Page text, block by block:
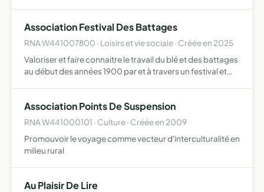
peut organiser…
Association Festival Des Battages
RNA W441007800 · Loisirs et vie sociale · Créée en 2025
Valoriser et faire connaitre le travail du blé et des battages
au début des années 1900 par et à travers un festival et
Association Points De Suspension
RNA W441000101 · Culture · Créée en 2009
Promouvoir le voyage comme vecteur d'interculturalité en
milieu rural
Au Plaisir De Lire